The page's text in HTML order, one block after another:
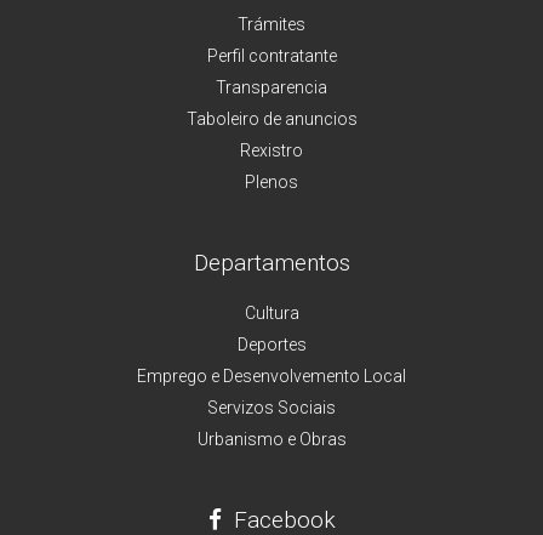
Trámites
Perfil contratante
Transparencia
Taboleiro de anuncios
Rexistro
Plenos
Departamentos
Cultura
Deportes
Emprego e Desenvolvemento Local
Servizos Sociais
Urbanismo e Obras
Facebook